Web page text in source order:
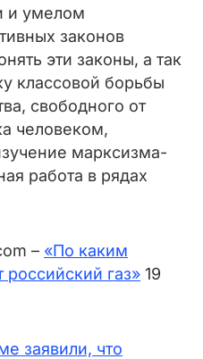
и умелом
законов
эти законы, а так
классовой борьбы
свободного от
человеком,
марксизма-
работа в рядах
– «По каким
газ» 19
заявили, что